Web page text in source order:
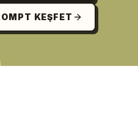
KEŞFET